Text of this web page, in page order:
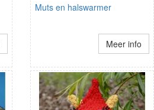
Muts en halswarmer
Meer info